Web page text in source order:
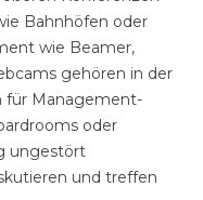
Bahnhöfen oder
wie Beamer,
gehören in der
für Management-
oder
ungestört
und treffen